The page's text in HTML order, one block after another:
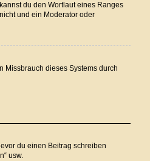
du den Wortlaut eines Ranges
und ein Moderator oder
Missbrauch dieses Systems durch
du einen Beitrag schreiben
usw.